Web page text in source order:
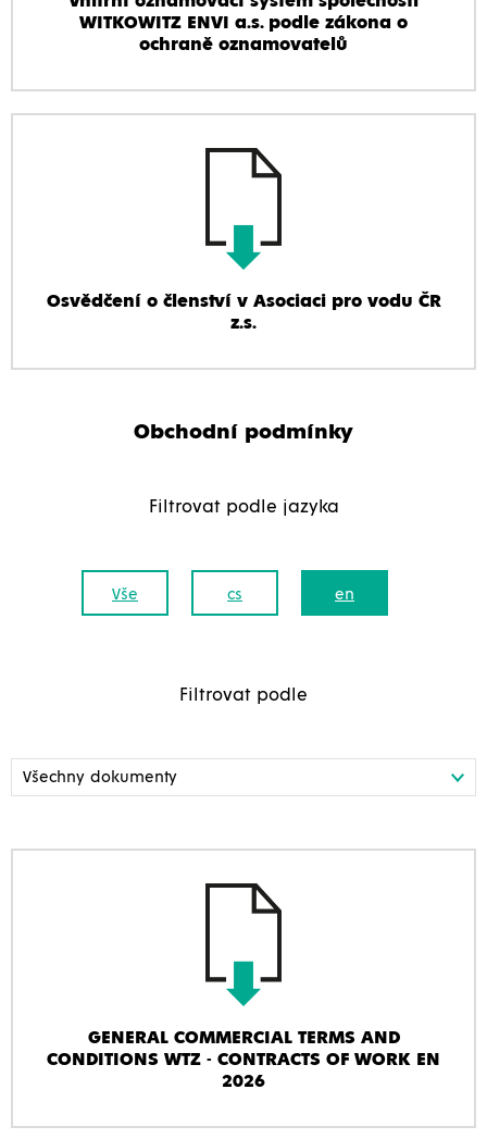
WITKOWITZ ENVI a.s. podle zákona o
ochraně oznamovatelů
Osvědčení o členství v Asociaci pro vodu ČR
z.s.
Obchodní podmínky
Filtrovat podle jazyka
Vše cs en
Filtrovat podle
GENERAL COMMERCIAL TERMS AND
CONDITIONS WTZ - CONTRACTS OF WORK EN
2026